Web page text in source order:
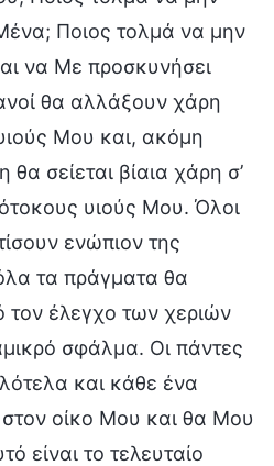
Ποιος τολμά να μην
να Με προσκυνήσει
θα αλλάξουν χάρη
Μου και, ακόμη
σείεται βίαια χάρη σ’
υιούς Μου. Όλοι
ενώπιον της
τα πράγματα θα
έλεγχο των χεριών
σφάλμα. Οι πάντες
και κάθε ένα
στον οίκο Μου και θα Μου
είναι το τελευταίο